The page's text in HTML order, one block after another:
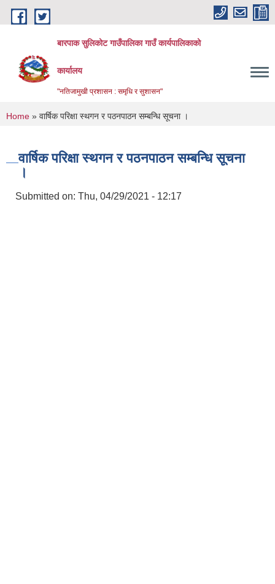
Skip to main content
बारपाक सुलिकोट गाउँपालिका गाउँ कार्यपालिकाको
कार्यालय
"नतिजामुखी प्रशासन : समृधि र सुशासन"
You are here
Home » वार्षिक परिक्षा स्थगन र पठनपाठन सम्बन्धि सूचना ।
वार्षिक परिक्षा स्थगन र पठनपाठन सम्बन्धि सूचना
।
Submitted on: Thu, 04/29/2021 - 12:17